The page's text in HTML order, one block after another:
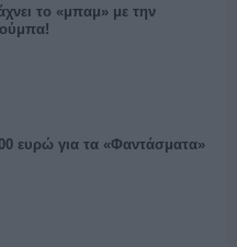
το «μπαμ» με την
ευρώ για τα «Φαντάσματα»